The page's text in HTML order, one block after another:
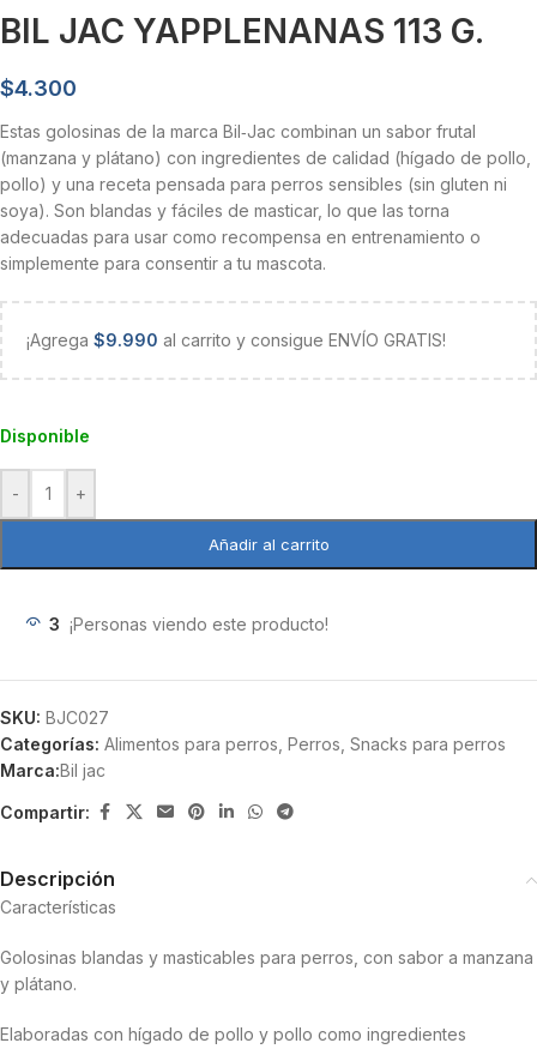
BIL JAC YAPPLENANAS 113 G.
$4.300
Estas golosinas de la marca Bil‑Jac combinan un sabor frutal
(manzana y plátano) con ingredientes de calidad (hígado de pollo,
pollo) y una receta pensada para perros sensibles (sin gluten ni
soya). Son blandas y fáciles de masticar, lo que las torna
adecuadas para usar como recompensa en entrenamiento o
simplemente para consentir a tu mascota.
¡Agrega $9.990 al carrito y consigue ENVÍO GRATIS!
Disponible
- +
Añadir al carrito
3 ¡Personas viendo este producto!
SKU: BJC027
Categorías: Alimentos para perros Perros Snacks para perros
Marca:Bil jac
Compartir:
Descripción
Características
Golosinas blandas y masticables para perros, con sabor a manzana
y plátano.
Elaboradas con hígado de pollo y pollo como ingredientes